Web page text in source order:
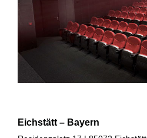
Eichstätt – Bayern